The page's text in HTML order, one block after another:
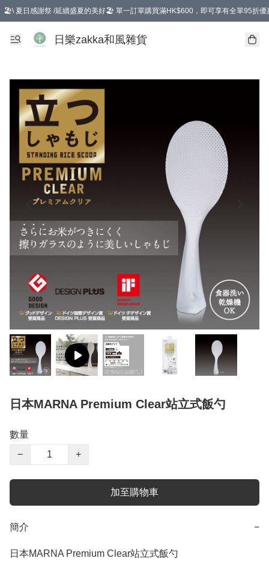
🏖️\ 夏日感謝祭 /延續盛夏的美好🏖️ 單一訂單購買滿HK$600，即可享有全單95折優
選擇GoGoX住宅/工商地址配送，單一訂單消費購物滿HK$680(折扣後），可享有
日樂zakka和風雜貨
日本MARNA Premium Clear站立式飯勺
數量
−
+
加至購物車
簡介 −
日本MARNA Premium Clear站立式飯勺